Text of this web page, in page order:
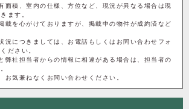
面積、室内の仕様、方位など、現況が異なる場合は現
ます。
載を心がけておりますが、掲載中の物件が成約済など
況につきましては、お電話もしくはお問い合わせフォ
ださい。
弊社担当者からの情報に相違がある場合は、担当者の
お気兼ねなくお問い合わせください。